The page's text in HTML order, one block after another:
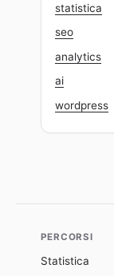
statistica
seo
analytics
ai
wordpress
PERCORSI
Statistica